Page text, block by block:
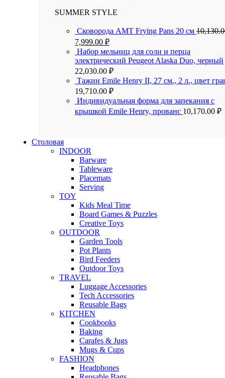
SUMMER STYLE
Сковорода AMT Frying Pans 20 см
7,999.00 ₽
Набор мельниц для соли и перца
электрический Peugeot Alaska Duo, черный
22,030.00 ₽
Тажин Emile Henry II, 27 см., 2 л., цвет
19,710.00 ₽
Индивидуальная форма для запекания с
крышкой Emile Henry, прованс 10,170.00 ₽
Столовая
INDOOR
Barware
Tableware
Placemats
Serving
TOY
Kids Meal Time
Board Games & Puzzles
Creative Toys
OUTDOOR
Garden Tools
Pot Plants
Bird Feeders
Outdoor Toys
TRAVEL
Luggage Accessories
Tech Accessories
Reusable Bags
KITCHEN
Cookbooks
Baking
Carafes & Jugs
Mugs & Cups
FASHION
Headphones